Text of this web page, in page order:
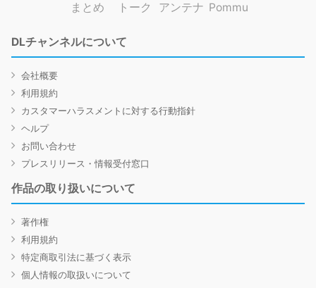
まとめ トーク アンテナ Pommu
DLチャンネルについて
会社概要
利用規約
カスタマーハラスメントに対する行動指針
ヘルプ
お問い合わせ
プレスリリース・情報受付窓口
作品の取り扱いについて
著作権
利用規約
特定商取引法に基づく表示
個人情報の取扱いについて